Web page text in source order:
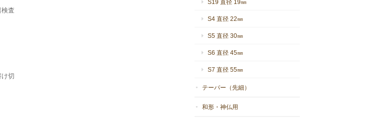
査
切
S19 直径 19㎜
S4 直径 22㎜
S5 直径 30㎜
S6 直径 45㎜
S7 直径 55㎜
テーパー（先細）
和形・神仏用